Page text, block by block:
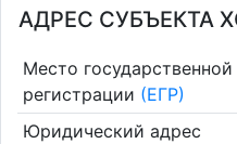
АДРЕС СУБЪЕКТА
Место государственной
регистрации (ЕГР)
Юридический адрес